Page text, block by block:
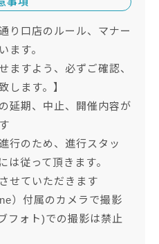
り口店のルール、マナー
ます。
ますよう、必ずご確認、
します。】
延期、中止、開催内容が
行のため、進行スタッ
は従って頂きます。
せていただきます
）付属のカメラで撮影
フォト)での撮影は禁止